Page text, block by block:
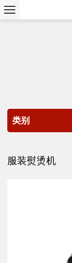
类别
服装熨烫机